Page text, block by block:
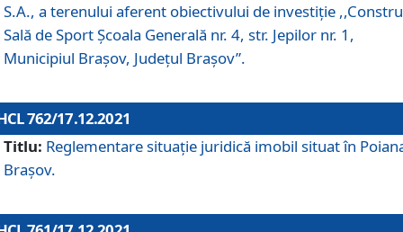
S.A., a terenului aferent obiectivului de investiție
Sală de Sport Școala Generală nr. 4, str. Jepilor nr. 1,
Municipiul Brașov, Județul Brașov”.
762/17.12.2021
Titlu: Reglementare situație juridică imobil situat în
Brașov.